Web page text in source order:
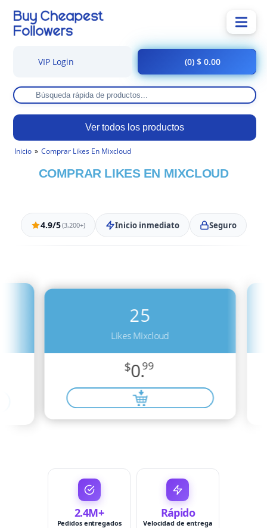
Ver todos los productos
VIP Login (0) $ 0.00
Inicio Comprar Likes En Mixcloud
COMPRAR LIKES EN MIXCLOUD
4.9/5(3,200+) Inicio inmediato Seguro
25
Likes Mixcloud
$0.99
2.4M+
Pedidos entregados
Rápido
Velocidad de entrega